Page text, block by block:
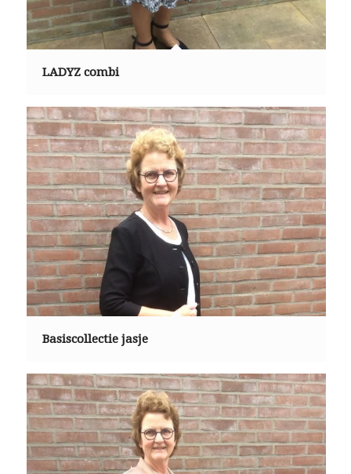
LADYZ combi
Basiscollectie jasje